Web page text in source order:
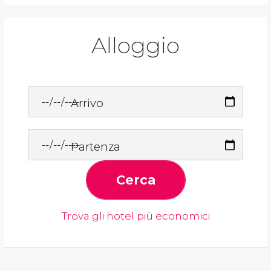
Alloggio
Arrivo
Partenza
Cerca
Trova gli hotel più economici